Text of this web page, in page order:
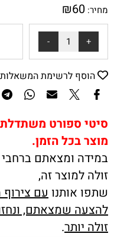
מחיר: ₪60
הוסף לרשימת המשאלות
סיטי ספורט
מוצר בכל הזמן.
במידה ומצאתם
זולה למוצר זה,
שתפו אותנו עם
להצעה שמצאתם,
זולה יותר.